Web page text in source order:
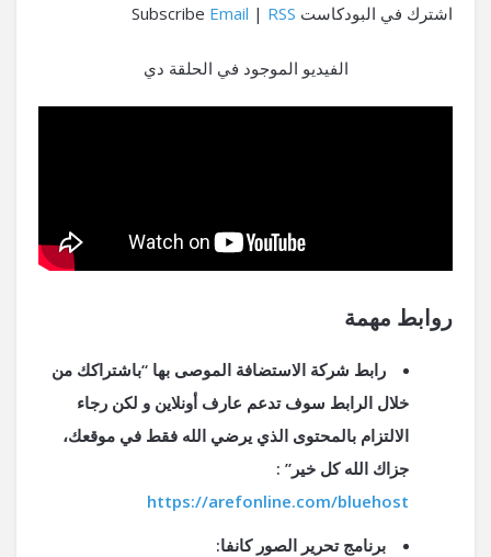
اشترك في البودكاست Subscribe
Email | RSS
الفيديو الموجود في الحلقة دي
روابط مهمة
رابط شركة الاستضافة الموصى بها “باشتراكك من
خلال الرابط سوف تدعم عارف أونلاين و لكن رجاء
الالتزام بالمحتوى الذي يرضي الله فقط في موقعك،
جزاك الله كل خير” :
https://arefonline.com/bluehost
برنامج تحرير الصور كانفا: